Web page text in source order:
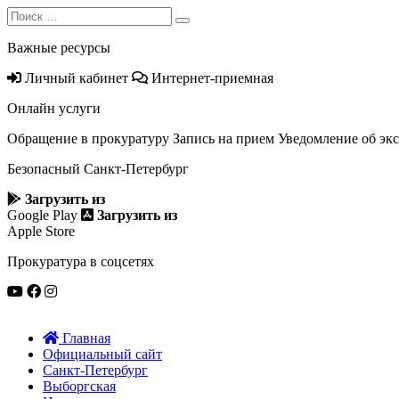
Search
for:
Search
Важные ресурсы
Личный кабинет
Интернет-приемная
Онлайн услуги
Обращение в прокуратуру Запись на прием Уведомление об
Безопасный Санкт‑Петербург
Загрузить из
Google Play
Загрузить из
Apple Store
Прокуратура в соцсетях
Главная
Официальный сайт
Санкт-Петербург
Выборгская